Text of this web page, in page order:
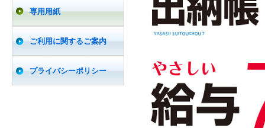
専用用紙
ご利用に関するご案内
プライバシーポリシー